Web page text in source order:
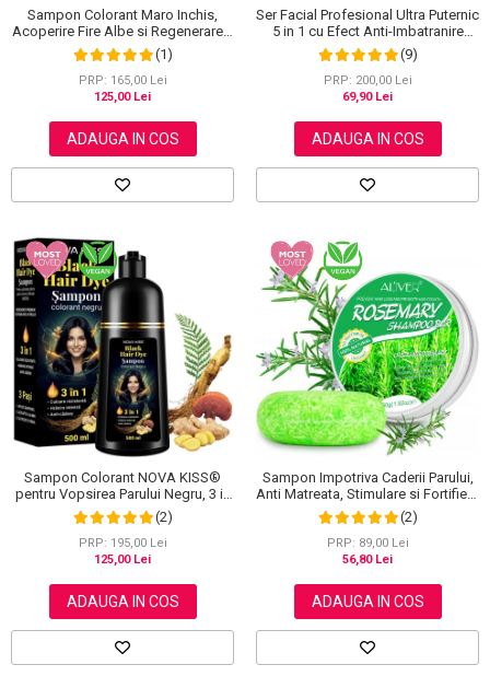
Sampon Colorant Maro Inchis,
Acoperire Fire Albe si Regenerare 3
in 1, #5 Dark Coffee, 500 ml
(1)
PRP: 165,00 Lei
125,00 Lei
ADAUGA IN COS
Ser Facial Profesional Ultra Puternic
5 in 1 cu Efect Anti-Imbatranire
NOVA KISS®, 30 ml
(9)
PRP: 200,00 Lei
69,90 Lei
ADAUGA IN COS
Sampon Colorant NOVA KISS®
pentru Vopsirea Parului Negru, 3 in
1, Acoperire Fire Albe, 500 ml
(2)
PRP: 195,00 Lei
125,00 Lei
ADAUGA IN COS
Sampon Impotriva Caderii Parului,
Anti Matreata, Stimulare si Fortifiere
cu Rozmarin Organic, 100% Natural,
Aliver 60 g
(2)
PRP: 89,00 Lei
56,80 Lei
ADAUGA IN COS